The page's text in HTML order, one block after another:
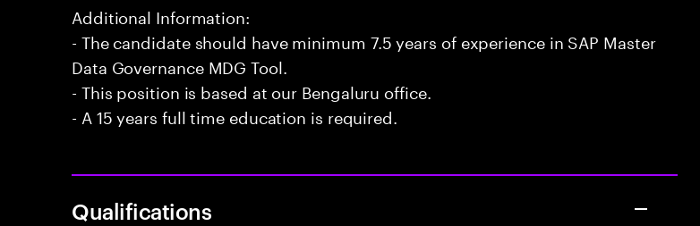
Additional Information:
- The candidate should have minimum 7.5 years of experience in SAP Master
Data Governance MDG Tool.
- This position is based at our Bengaluru office.
- A 15 years full time education is required.
Qualifications